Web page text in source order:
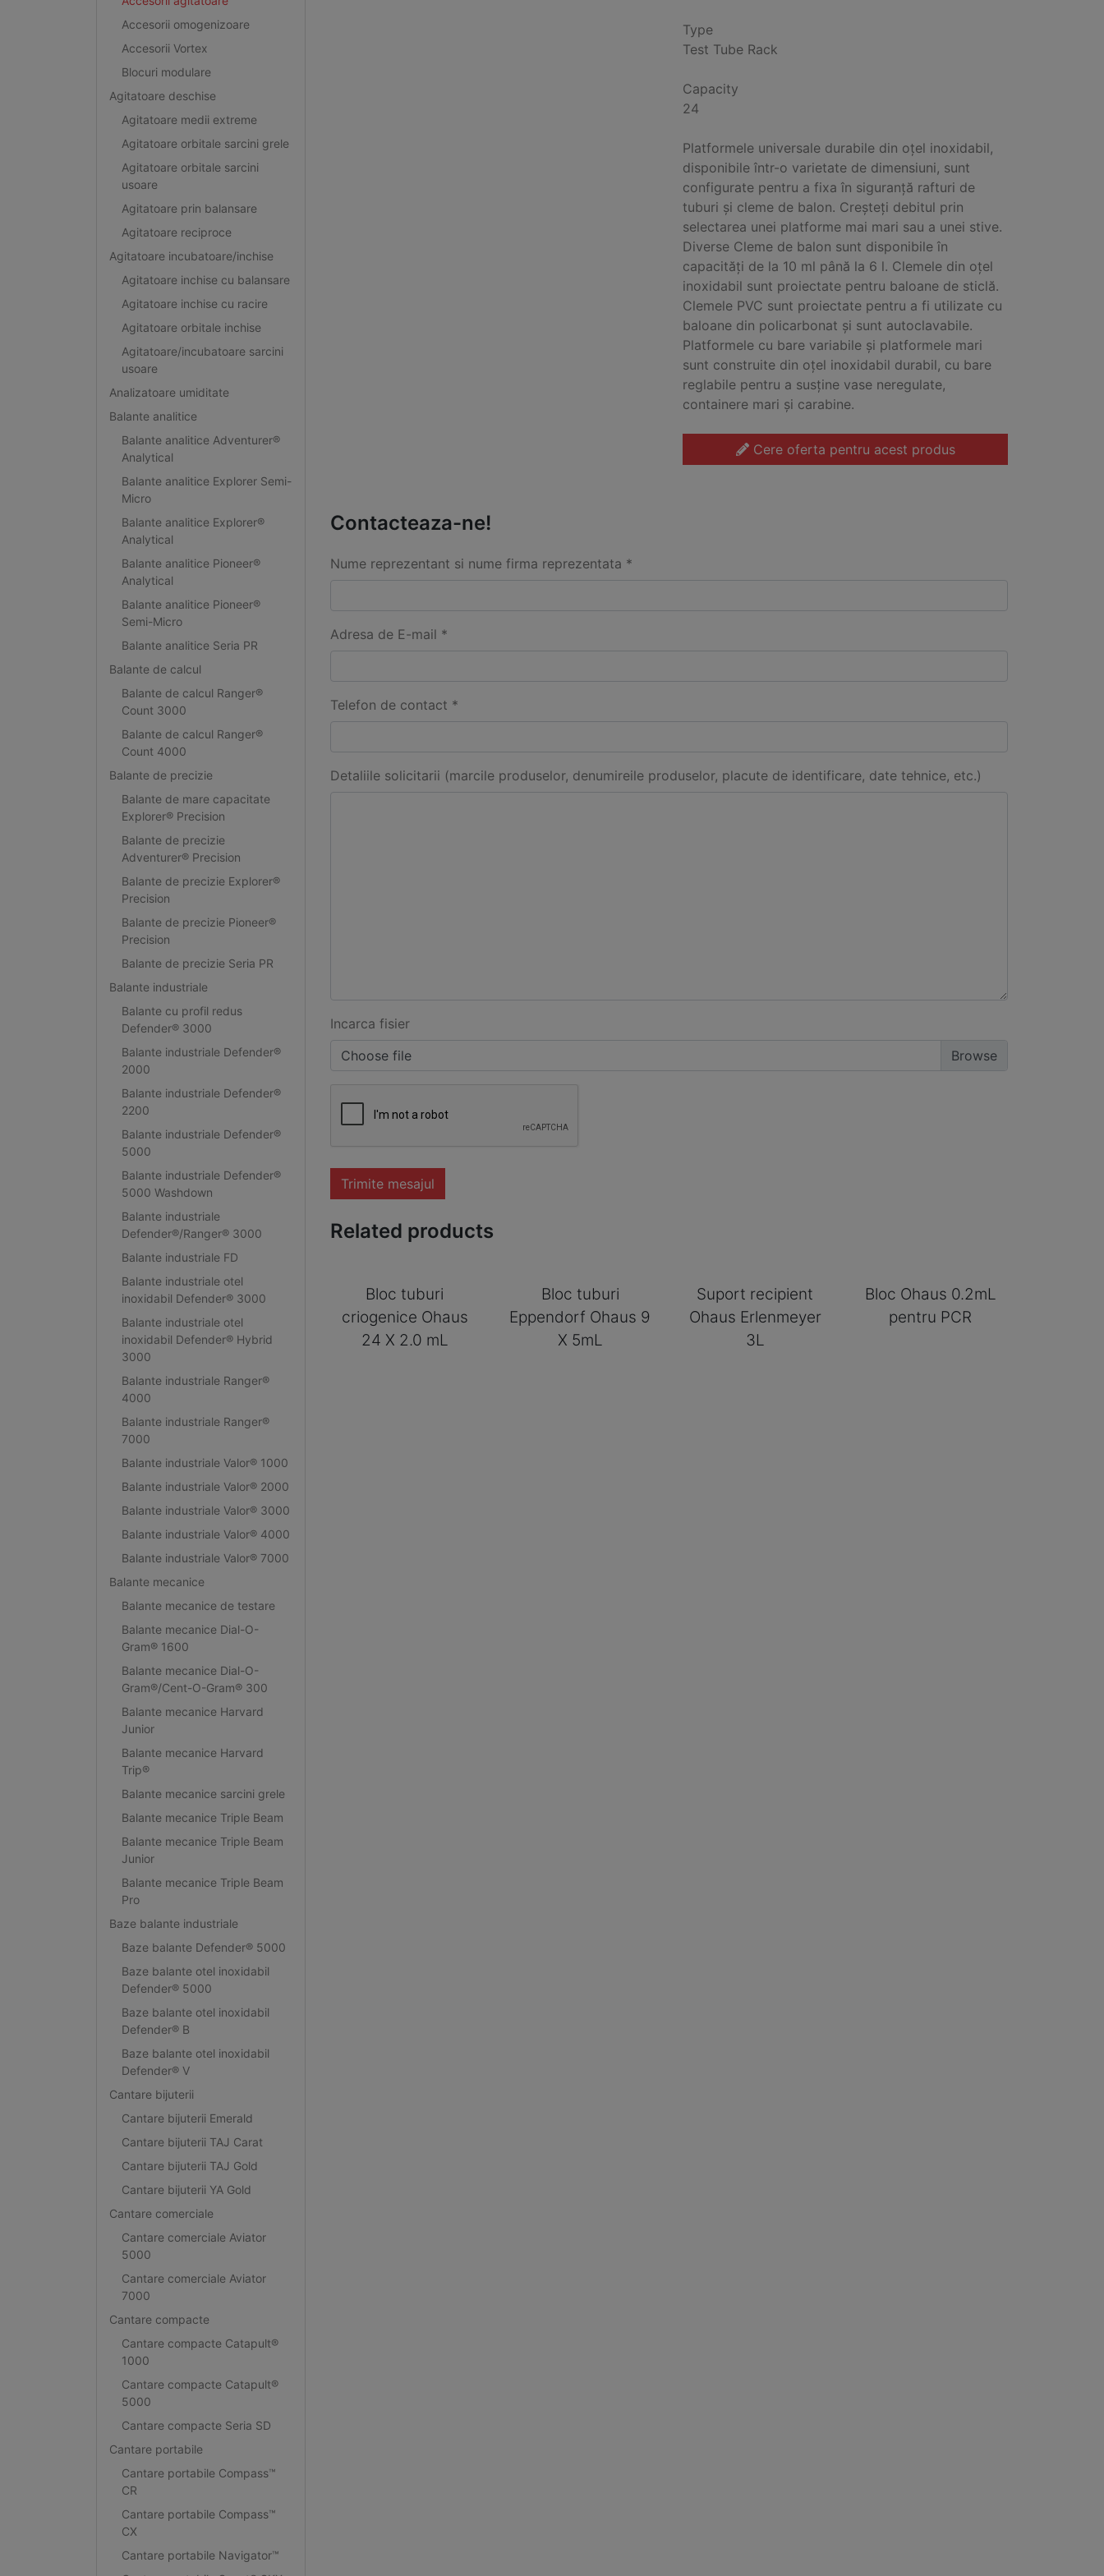
Accesorii omogenizoare
Accesorii Vortex
Blocuri modulare
Agitatoare deschise
Agitatoare medii extreme
Agitatoare orbitale sarcini grele
Agitatoare orbitale sarcini
usoare
Agitatoare prin balansare
Agitatoare reciproce
Agitatoare incubatoare/inchise
Agitatoare inchise cu balansare
Agitatoare inchise cu racire
Agitatoare orbitale inchise
Agitatoare/incubatoare sarcini
usoare
Analizatoare umiditate
Balante analitice
Balante analitice Adventurer®
Analytical
Balante analitice Explorer Semi-
Micro
Balante analitice Explorer®
Analytical
Balante analitice Pioneer®
Analytical
Balante analitice Pioneer®
Semi-Micro
Balante analitice Seria PR
Balante de calcul
Balante de calcul Ranger®
Count 3000
Balante de calcul Ranger®
Count 4000
Balante de precizie
Balante de mare capacitate
Explorer® Precision
Balante de precizie
Adventurer® Precision
Balante de precizie Explorer®
Precision
Balante de precizie Pioneer®
Precision
Balante de precizie Seria PR
Balante industriale
Balante cu profil redus
Defender® 3000
Balante industriale Defender®
2000
Balante industriale Defender®
2200
Balante industriale Defender®
5000
Balante industriale Defender®
5000 Washdown
Balante industriale
Defender®/Ranger® 3000
Balante industriale FD
Balante industriale otel
inoxidabil Defender® 3000
Balante industriale otel
inoxidabil Defender® Hybrid
3000
Balante industriale Ranger®
4000
Balante industriale Ranger®
7000
Balante industriale Valor® 1000
Balante industriale Valor® 2000
Balante industriale Valor® 3000
Balante industriale Valor® 4000
Balante industriale Valor® 7000
Balante mecanice
Balante mecanice de testare
Balante mecanice Dial-O-
Gram® 1600
Balante mecanice Dial-O-
Gram®/Cent-O-Gram® 300
Balante mecanice Harvard
Junior
Balante mecanice Harvard
Trip®
Balante mecanice sarcini grele
Balante mecanice Triple Beam
Balante mecanice Triple Beam
Junior
Balante mecanice Triple Beam
Pro
Baze balante industriale
Baze balante Defender® 5000
Baze balante otel inoxidabil
Defender® 5000
Baze balante otel inoxidabil
Defender® B
Baze balante otel inoxidabil
Defender® V
Cantare bijuterii
Cantare bijuterii Emerald
Cantare bijuterii TAJ Carat
Cantare bijuterii TAJ Gold
Cantare bijuterii YA Gold
Cantare comerciale
Cantare comerciale Aviator
5000
Cantare comerciale Aviator
7000
Cantare compacte
Cantare compacte Catapult®
1000
Cantare compacte Catapult®
5000
Cantare compacte Seria SD
Cantare portabile
Cantare portabile Compass™
CR
Cantare portabile Compass™
CX
Cantare portabile Navigator™
Type
Test Tube Rack
Capacity
24
Platformele universale durabile din oțel inoxidabil,
disponibile într-o varietate de dimensiuni, sunt
configurate pentru a fixa în siguranță rafturi de
tuburi și cleme de balon. Creșteți debitul prin
selectarea unei platforme mai mari sau a unei stive.
Diverse Cleme de balon sunt disponibile în
capacități de la 10 ml până la 6 l. Clemele din oțel
inoxidabil sunt proiectate pentru baloane de sticlă.
Clemele PVC sunt proiectate pentru a fi utilizate cu
baloane din policarbonat și sunt autoclavabile.
Platformele cu bare variabile și platformele mari
sunt construite din oțel inoxidabil durabil, cu bare
reglabile pentru a susține vase neregulate,
containere mari și carabine.
Cere oferta pentru acest produs
Contacteaza-ne!
Nume reprezentant si nume firma reprezentata *
Adresa de E-mail *
Telefon de contact *
Detaliile solicitarii (marcile produselor, denumireile produselor, placute de identificare, date tehnice, etc.)
Incarca fisier
Choose file
Trimite mesajul
Related products
Bloc tuburi
criogenice Ohaus
24 X 2.0 mL
Bloc tuburi
Eppendorf Ohaus 9
X 5mL
Suport recipient
Ohaus Erlenmeyer
3L
Bloc Ohaus 0.2mL
pentru PCR